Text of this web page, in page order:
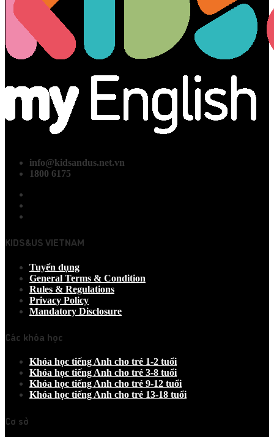
info@kidsandus.net.vn
1800 6175
KIDS&US VIETNAM
Tuyển dụng
General Terms & Condition
Rules & Regulations
Privacy Policy
Mandatory Disclosure
Các khóa học
Khóa học tiếng Anh cho trẻ 1-2 tuổi
Khóa học tiếng Anh cho trẻ 3-8 tuổi
Khóa học tiếng Anh cho trẻ 9-12 tuổi
Khóa học tiếng Anh cho trẻ 13-18 tuổi
Cơ sở